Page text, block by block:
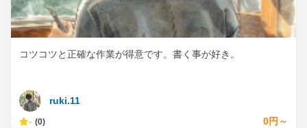
コツコツと正確な作業が得意です。書く事が好き。
ruki.11
- (0) 0円～